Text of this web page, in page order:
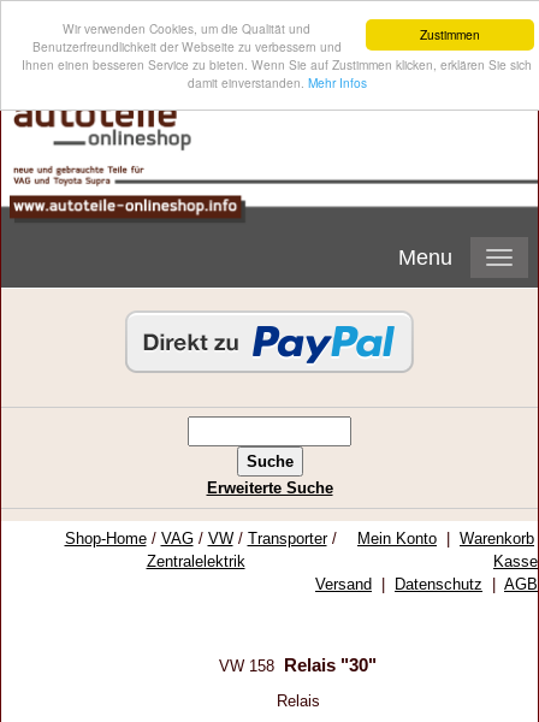
Zustimmen
Wir verwenden Cookies, um die Qualität und
Benutzerfreundlichkeit der Webseite zu verbessern und
Ihnen einen besseren Service zu bieten. Wenn Sie auf Zustimmen klicken, erklären Sie sich
damit einverstanden. Mehr Infos
Menu
Erweiterte Suche
Shop-Home/ VAG/ VW/ Transporter/
Zentralelektrik
Mein Konto Warenkorb
Kasse
Versand
Datenschutz AGB
VW 158 Relais "30"
Relais